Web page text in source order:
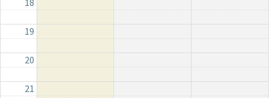
18
19
20
21